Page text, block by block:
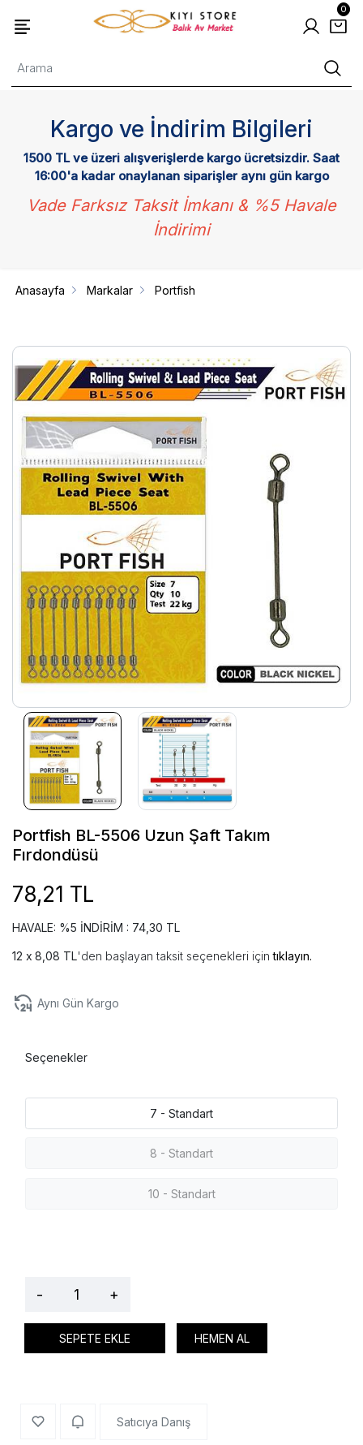
0
Kargo ve İndirim Bilgileri
1500 TL ve üzeri alışverişlerde kargo ücretsizdir. Saat
16:00'a kadar onaylanan siparişler aynı gün kargo
Vade Farksız Taksit İmkanı & %5 Havale
İndirimi
Anasayfa Markalar Portfish
Portfish BL-5506 Uzun Şaft Takım
Fırdondüsü
78,21 TL
HAVALE: %5 İNDİRİM : 74,30 TL
8,08 TL'den başlayan taksit seçenekleri içintıklayın.
Aynı Gün Kargo
Seçenekler
7 - Standart
8 - Standart
10 - Standart
- +
SEPETE EKLE HEMEN AL
Satıcıya Danış